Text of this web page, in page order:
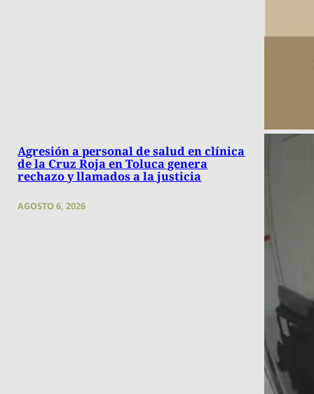
Agresión a personal de salud en clínica
de la Cruz Roja en Toluca genera
rechazo y llamados a la justicia
AGOSTO 6, 2026